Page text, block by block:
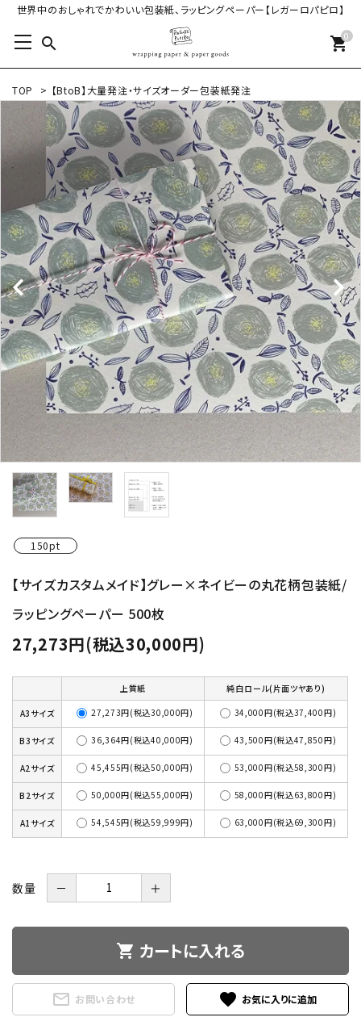
世界中のおしゃれでかわいい包装紙、ラッピングペーパー【レガーロパピロ】
search 0
shopping_cart
TOP > 【BtoB】大量発注・サイズオーダー包装紙発注
150pt
【サイズカスタムメイド】グレー×ネイビーの丸花柄包装紙/
ラッピングペーパー 500枚
27,273円(税込30,000円)
上質紙 純白ロール(片面ツヤあり)
A3サイズ 27,273円(税込30,000円) 34,000円(税込37,400円)
B3サイズ 36,364円(税込40,000円) 43,500円(税込47,850円)
A2サイズ 45,455円(税込50,000円) 53,000円(税込58,300円)
B2サイズ 50,000円(税込55,000円) 58,000円(税込63,800円)
A1サイズ 54,545円(税込59,999円) 63,000円(税込69,300円)
数量 － ＋
shopping_cart カートに入れる
mail_outline お問い合わせ favorite